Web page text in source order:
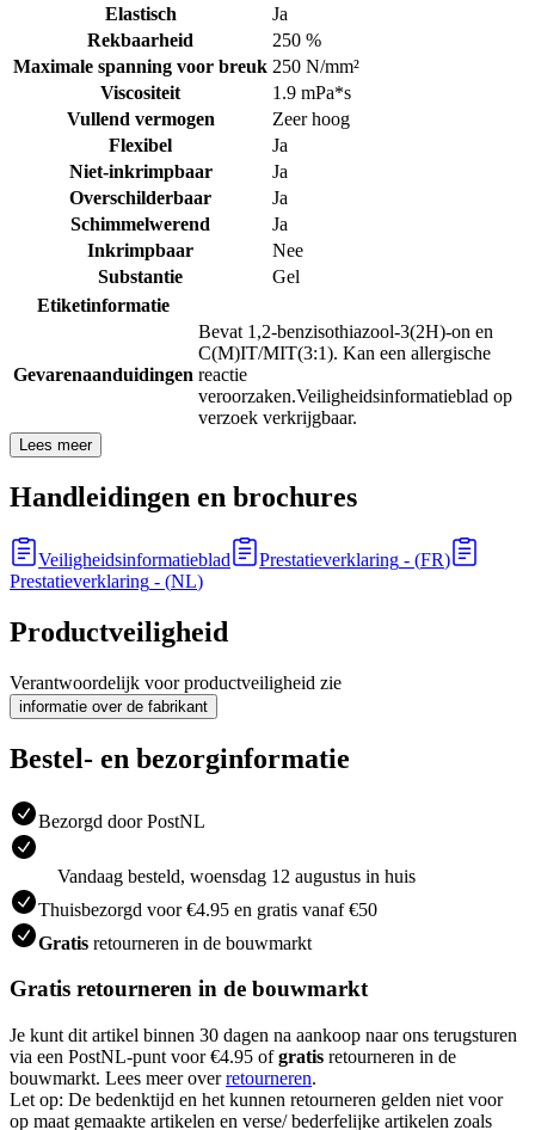
Elastisch
Ja
Rekbaarheid
250 %
Maximale spanning voor breuk 250 N/mm²
Viscositeit
1.9 mPa*s
Vullend vermogen
Zeer hoog
Flexibel
Ja
Niet-inkrimpbaar
Ja
Overschilderbaar
Ja
Schimmelwerend
Ja
Inkrimpbaar
Nee
Substantie
Gel
Etiketinformatie
Gevarenaanduidingen
Bevat 1,2-benzisothiazool-3(2H)-on en
C(M)IT/MIT(3:1). Kan een allergische
reactie
veroorzaken.Veiligheidsinformatieblad op
verzoek verkrijgbaar.
Lees meer
Handleidingen en brochures
Veiligheidsinformatieblad Prestatieverklaring - (FR)
Prestatieverklaring - (NL)
Productveiligheid
Verantwoordelijk voor productveiligheid zie
informatie over de fabrikant
Bestel- en bezorginformatie
Bezorgd door PostNL
Vandaag besteld, woensdag 12 augustus in huis
Thuisbezorgd voor €4.95 en gratis vanaf €50
Gratis retourneren in de bouwmarkt
Gratis retourneren in de bouwmarkt
Je kunt dit artikel binnen 30 dagen na aankoop naar ons terugsturen
via een PostNL-punt voor €4.95 ofgratis retourneren in de
bouwmarkt. Lees meer overretourneren.
Let op: De bedenktijd en het kunnen retourneren gelden niet voor
op maat gemaakte artikelen en verse/ bederfelijke artikelen zoals